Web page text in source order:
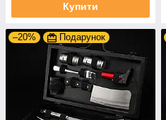
Купити
–20% Подарунок